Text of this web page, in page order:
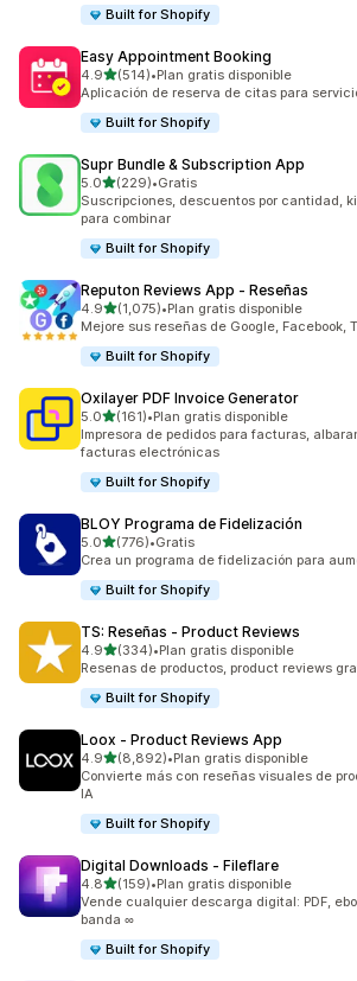
Built for Shopify
Easy Appointment Booking
4.9de 5 estrellas
(514)
514 reseñas en total
•Plan gratis disponible
Aplicación de reserva de citas para
Built for Shopify
Supr Bundle & Subscription App
5.0de 5 estrellas
(229)
229 reseñas en total
•Gratis
Suscripciones, descuentos por cantidad,
para combinar
Built for Shopify
Reputon Reviews App ‑ Reseñas
4.9de 5 estrellas
(1,075)
1075 reseñas en total
•Plan gratis disponible
Mejore sus reseñas de Google, Facebook,
Built for Shopify
Oxilayer PDF Invoice Generator
5.0de 5 estrellas
(161)
161 reseñas en total
•Plan gratis disponible
Impresora de pedidos para facturas,
facturas electrónicas
Built for Shopify
BLOY Programa de Fidelización
5.0de 5 estrellas
(776)
776 reseñas en total
•Gratis
Crea un programa de fidelización para
Built for Shopify
TS: Reseñas ‑ Product Reviews
4.9de 5 estrellas
(334)
334 reseñas en total
•Plan gratis disponible
Resenas de productos, product reviews
Built for Shopify
Loox ‑ Product Reviews App
4.9de 5 estrellas
(8,892)
8892 reseñas en total
•Plan gratis disponible
Convierte más con reseñas visuales de
IA
Built for Shopify
Digital Downloads ‑ Fileflare
4.8de 5 estrellas
(159)
159 reseñas en total
•Plan gratis disponible
Vende cualquier descarga digital: PDF,
banda ∞
Built for Shopify